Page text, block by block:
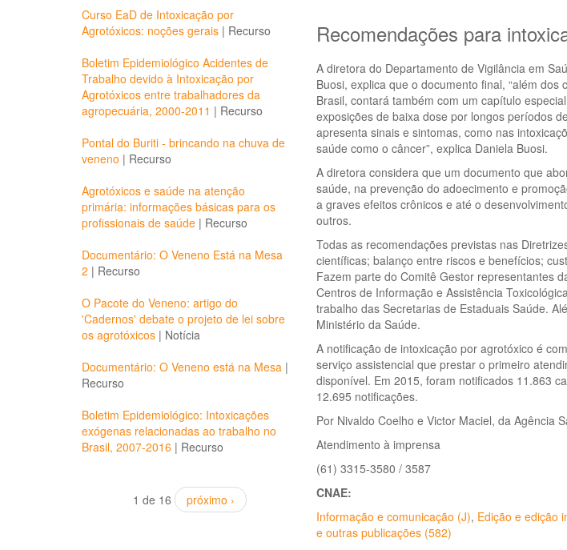
Curso EaD de Intoxicação por
Agrotóxicos: noções gerais | Recurso
Boletim Epidemiológico Acidentes de
Trabalho devido à Intoxicação por
Agrotóxicos entre trabalhadores da
agropecuária, 2000-2011 | Recurso
Pontal do Buriti - brincando na chuva de
veneno | Recurso
Agrotóxicos e saúde na atenção
primária: informações básicas para os
profissionais de saúde | Recurso
Documentário: O Veneno Está na Mesa
2 | Recurso
O Pacote do Veneno: artigo do
'Cadernos' debate o projeto de lei sobre
os agrotóxicos | Notícia
Documentário: O Veneno está na Mesa |
Recurso
Boletim Epidemiológico: Intoxicações
exógenas relacionadas ao trabalho no
Brasil, 2007-2016 | Recurso
1 de 16 próximo ›
Recomendações para
A diretora do Departamento de Vigilância em
Buosi, explica que o documento final, “além
Brasil, contará também com um capítulo
exposições de baixa dose por longos períodos
apresenta sinais e sintomas, como nas
saúde como o câncer”, explica Daniela Buosi.
A diretora considera que um documento que
saúde, na prevenção do adoecimento e
a graves efeitos crônicos e até o
outros.
Todas as recomendações previstas nas
científicas; balanço entre riscos e benefícios;
Fazem parte do Comitê Gestor representantes
Centros de Informação e Assistência
trabalho das Secretarias de Estaduais Saúde.
Ministério da Saúde.
A notificação de intoxicação por agrotóxico é
serviço assistencial que prestar o primeiro
disponível. Em 2015, foram notificados 11.863
12.695 notificações.
Por Nivaldo Coelho e Victor Maciel, da Agência
Atendimento à imprensa
(61) 3315-3580 / 3587
CNAE:
Informação e comunicação (J), Edição e edição
e outras publicações (582)